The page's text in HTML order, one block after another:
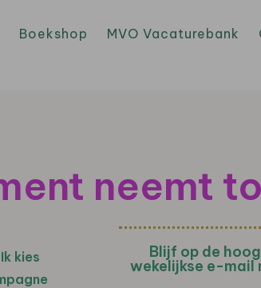
Boekshop MVO Vacaturebank
neemt
kies
Blijf op de
wekelijkse e-mail